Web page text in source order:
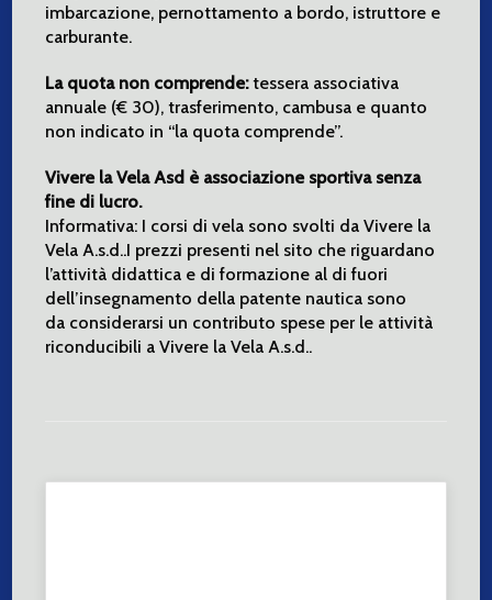
imbarcazione, pernottamento a bordo, istruttore e
carburante.
La quota non comprende:tessera associativa
annuale (€ 30), trasferimento, cambusa e quanto
non indicato in “la quota comprende”.
Vivere la Vela Asd è associazione sportiva senza
fine di lucro.
Informativa: I corsi di vela sono svolti da Vivere la
Vela A.s.d..I prezzi presenti nel sito che riguardano
l’attività didattica e di formazione al di fuori
dell’insegnamento della patente nautica sono
da considerarsi un contributo spese per le attività
riconducibili a Vivere la Vela A.s.d..